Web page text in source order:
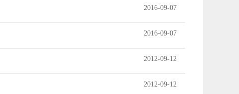
2016-09-07
2016-09-07
2012-09-12
2012-09-12